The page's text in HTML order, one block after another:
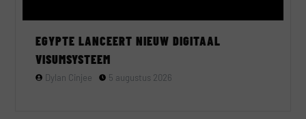
EGYPTE LANCEERT NIEUW DIGITAAL
VISUMSYSTEEM
Dylan Cinjee 5 augustus 2026